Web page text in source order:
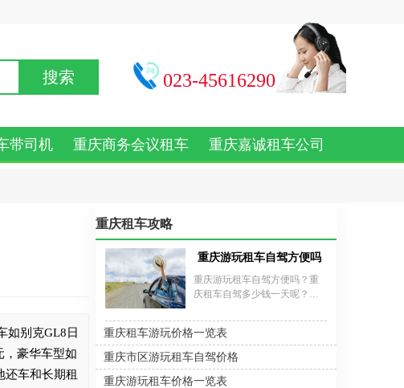
搜索 023-45616290
带司机 重庆商务会议租车 重庆嘉诚租车公司
如别克GL8日
，豪华车型如
还车和长期租
重庆租车攻略
重庆游玩租车自驾方便吗？重庆租车自驾
重庆游玩租车自驾方便吗？重
庆租车自驾多少钱一天呢？重
路线，自从租车出行流行起
来，自驾游便成为了时下最
fashion的旅游方式。重庆租车
自驾游价格，普通轿车每天200
元左右，中级车型每天要300-
重庆租车游玩价格一览表
重庆市区游玩租车自驾价格
重庆游玩租车价格一览表